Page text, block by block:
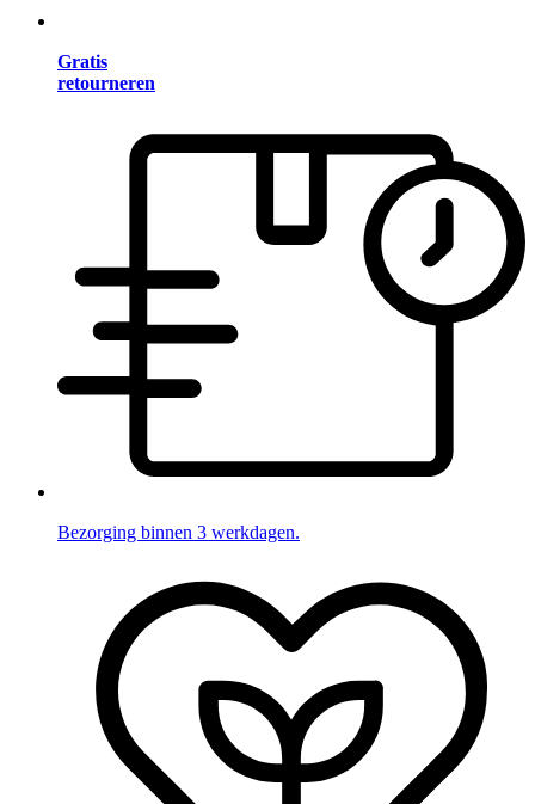
Gratis
retourneren
Bezorging binnen 3 werkdagen.